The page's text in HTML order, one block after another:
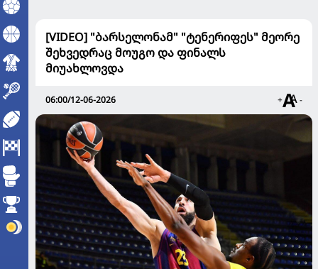
[VIDEO] "ბარსელონამ" "ტენერიფეს" მეორე
შეხვედრაც მოუგო და ფინალს
მიუახლოვდა
06:00/12-06-2026 + -